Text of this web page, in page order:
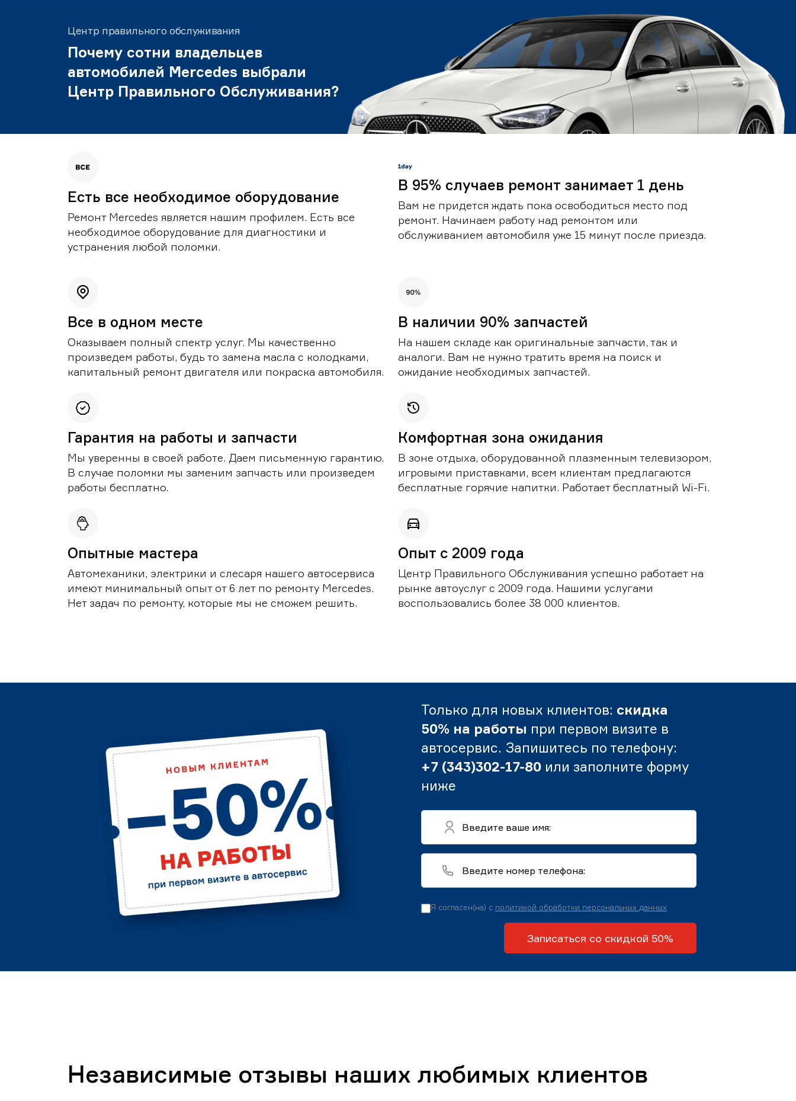
Центр правильного обслуживания
Почему сотни владельцев
автомобилей Mercedes выбрали
Центр Правильного Обслуживания?
Есть все необходимое оборудование
Ремонт Mercedes является нашим профилем. Есть все
необходимое оборудование для диагностики и
устранения любой поломки.
В 95% случаев ремонт занимает 1 день
Вам не придется ждать пока освободиться место под
ремонт. Начинаем работу над ремонтом или
обслуживанием автомобиля уже 15 минут после приезда.
Все в одном месте
Оказываем полный спектр услуг. Мы качественно
произведем работы, будь то замена масла с колодками,
капитальный ремонт двигателя или покраска автомобиля.
В наличии 90% запчастей
На нашем складе как оригинальные запчасти, так и
аналоги. Вам не нужно тратить время на поиск и
ожидание необходимых запчастей.
Гарантия на работы и запчасти
Мы уверенны в своей работе. Даем письменную гарантию.
В случае поломки мы заменим запчасть или произведем
работы бесплатно.
Комфортная зона ожидания
В зоне отдыха, оборудованной плазменным телевизором,
игровыми приставками, всем клиентам предлагаются
бесплатные горячие напитки. Работает бесплатный Wi-Fi.
Опытные мастера
Автомеханики, электрики и слесаря нашего автосервиса
имеют минимальный опыт от 6 лет по ремонту Mercedes.
Нет задач по ремонту, которые мы не сможем решить.
Опыт с 2009 года
Центр Правильного Обслуживания успешно работает на
рынке автоуслуг с 2009 года. Нашими услугами
воспользовались более 38 000 клиентов.
Только для новых клиентов: скидка
50% на работы при первом визите в
автосервис. Запишитесь по телефону:
+7 (343)302-17-80 или заполните форму
ниже
Я согласен(на) с политикой обработки персональных данных
Записаться со скидкой 50%
Независимые отзывы наших любимых клиентов